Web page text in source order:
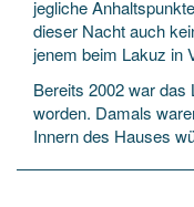
jegliche
dieser Nacht auch
jenem beim Lakuz in
Bereits 2002 war
worden. Damals
Innern des Hauses